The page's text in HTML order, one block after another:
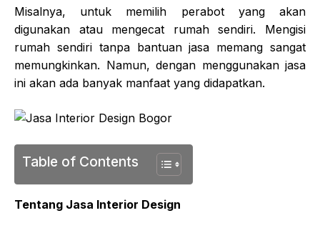
Misalnya, untuk memilih perabot yang akan
digunakan atau mengecat rumah sendiri. Mengisi
rumah sendiri tanpa bantuan jasa memang sangat
memungkinkan. Namun, dengan menggunakan jasa
ini akan ada banyak manfaat yang didapatkan.
Table of Contents
Tentang Jasa Interior Design